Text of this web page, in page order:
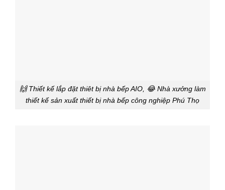
🙌 Thiết kế lắp đặt thiêt bị nhà bếp AIO, 😂 Nhà xưởng làm
thiết kế sản xuất thiết bị nhà bếp công nghiệp Phú Thọ